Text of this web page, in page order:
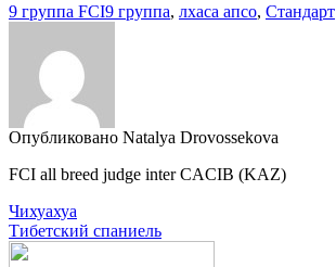
9 группа FCI9 группа, лхаса апсо, Стандарт
Опубликовано Natalya Drovossekova
FCI all breed judge inter CACIB (KAZ)
Навигация
по
Чихуахуа
Тибетский спаниель